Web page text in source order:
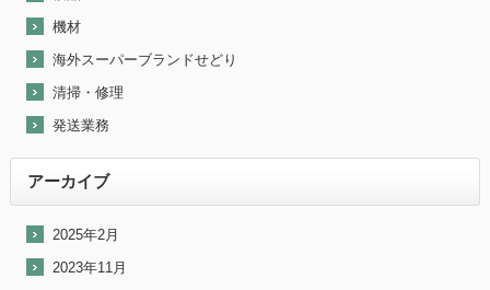
機材
海外スーパーブランドせどり
清掃・修理
発送業務
アーカイブ
2025年2月
2023年11月